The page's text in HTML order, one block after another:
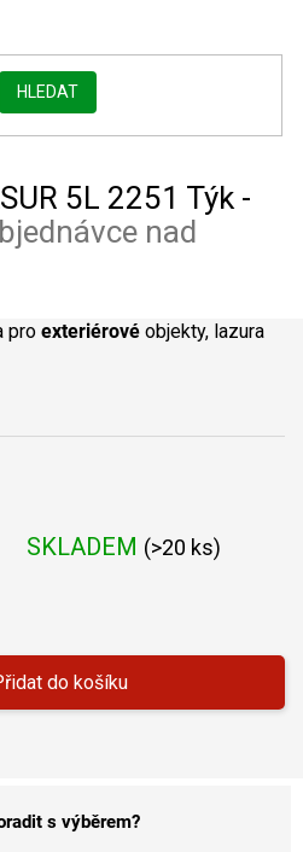
HLEDAT
5L 2251 Týk -
nad
SKLADEM (>20 ks)
do košíku
pro exteriérové objekty, lazura
s výběrem?